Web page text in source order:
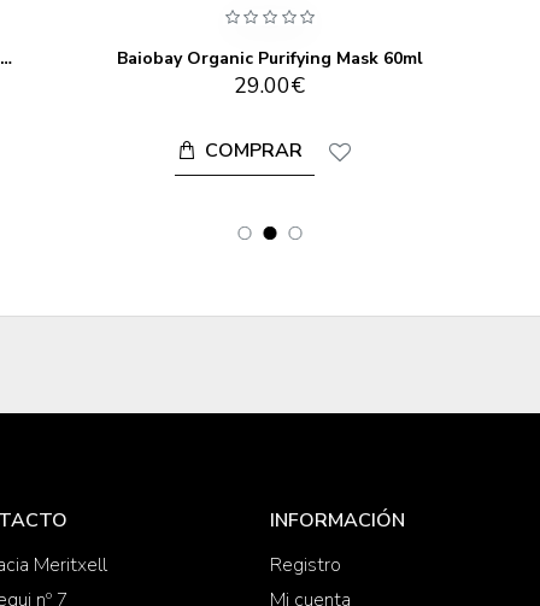
Baiobay Organic Nourishing Hair Mask 200 Ml | Farmacia Meritxell Baiobay Organic Purifying Mask 60ml
29.00€
COMPRAR
Meritxell
nº 7
INFORMACIÓN
Registro
Mi cuenta